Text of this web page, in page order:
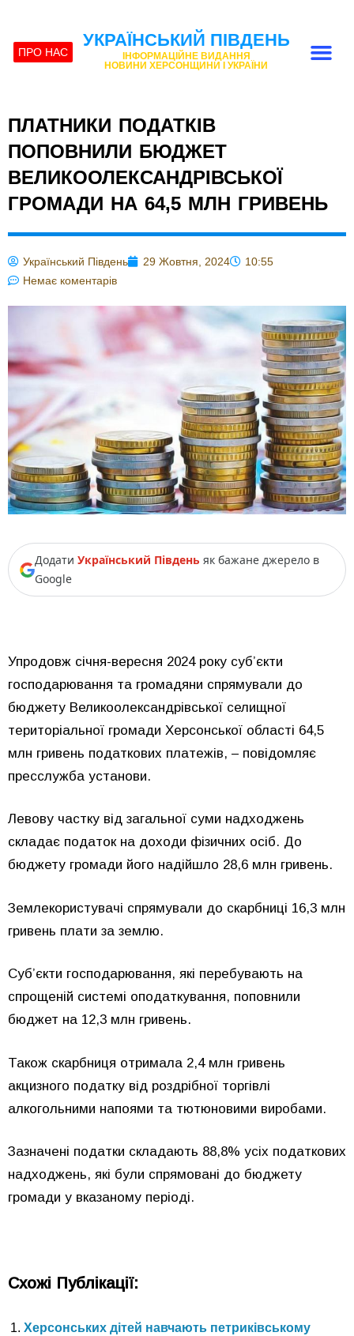
ПРО НАС
УКРАЇНСЬКИЙ ПІВДЕНЬ
ІНФОРМАЦІЙНЕ ВИДАННЯ
НОВИНИ ХЕРСОНЩИНИ І УКРАЇНИ
ПЛАТНИКИ ПОДАТКІВ
ПОПОВНИЛИ БЮДЖЕТ
ВЕЛИКООЛЕКСАНДРІВСЬКОЇ
ГРОМАДИ НА 64,5 МЛН ГРИВЕНЬ
Український Південь 29 Жовтня, 2024
10:55
Немає коментарів
Додати Український Південь як бажане джерело в
Google
Упродовж січня-вересня 2024 року суб’єкти
господарювання та громадяни спрямували до
бюджету Великоолександрівської селищної
територіальної громади Херсонської області 64,5
млн гривень податкових платежів, – повідомляє
пресслужба установи.
Левову частку від загальної суми надходжень
складає податок на доходи фізичних осіб. До
бюджету громади його надійшло 28,6 млн гривень.
Землекористувачі спрямували до скарбниці 16,3 млн
гривень плати за землю.
Суб’єкти господарювання, які перебувають на
спрощеній системі оподаткування, поповнили
бюджет на 12,3 млн гривень.
Також скарбниця отримала 2,4 млн гривень
акцизного податку від роздрібної торгівлі
алкогольними напоями та тютюновими виробами.
Зазначені податки складають 88,8% усіх податкових
надходжень, які були спрямовані до бюджету
громади у вказаному періоді.
Схожі Публікації:
Херсонських дітей навчають петриківському